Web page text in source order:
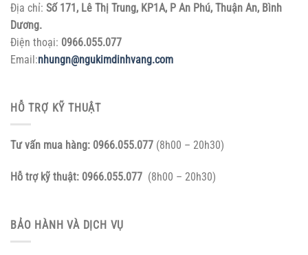
Địa chỉ: Số 171, Lê Thị Trung, KP1A, P An Phú, Thuận An, Bình
Dương.
Điện thoại: 0966.055.077
Email:nhungn@ngukimdinhvang.com
HỖ TRỢ KỸ THUẬT
Tư vấn mua hàng: 0966.055.077 (8h00 – 20h30)
Hỗ trợ kỹ thuật: 0966.055.077 (8h00 – 20h30)
BẢO HÀNH VÀ DỊCH VỤ